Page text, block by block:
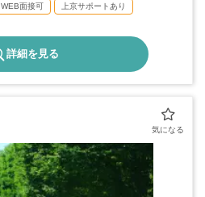
WEB面接可 上京サポートあり
詳細を見る